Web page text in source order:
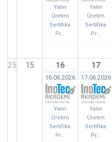
Yalın
Üretim
Sertifika
Pr...
Yalın
Üretim
Sertifika
Pr...
25 15 16
16.06.2026
Yalın
Üretim
Sertifika
Pr...
17
17.06.2026
Yalın
Üretim
Sertifika
Pr...